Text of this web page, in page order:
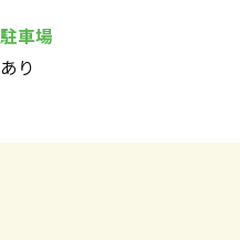
駐車場
あり